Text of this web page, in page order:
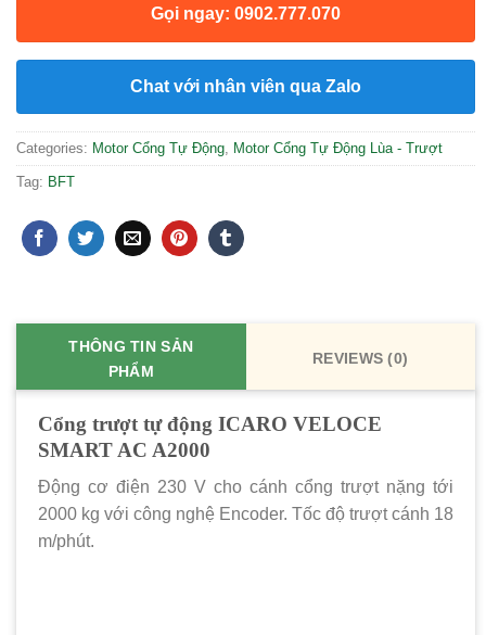
Gọi ngay: 0902.777.070
Chat với nhân viên qua Zalo
Categories: Motor Cổng Tự Động, Motor Cổng Tự Động Lùa - Trượt
Tag: BFT
THÔNG TIN SẢN
PHẨM
REVIEWS (0)
Cổng trượt tự động ICARO VELOCE
SMART AC A2000
Động cơ điện 230 V cho cánh cổng trượt nặng tới
2000 kg với công nghệ Encoder. Tốc độ trượt cánh 18
m/phút.